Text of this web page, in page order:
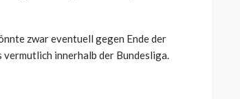
zwar eventuell gegen Ende der
innerhalb der Bundesliga.